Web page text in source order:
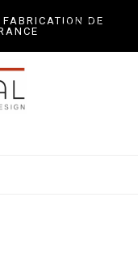
DE
Optionnel
Optionnel